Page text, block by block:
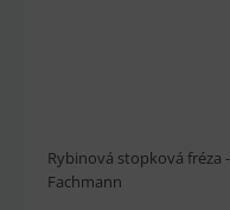
Rybinová stopková fréza
Fachmann